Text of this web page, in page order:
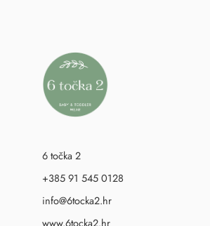
6 točka 2
+385 91 545 0128
info@6tocka2.hr
www.6tocka2.hr